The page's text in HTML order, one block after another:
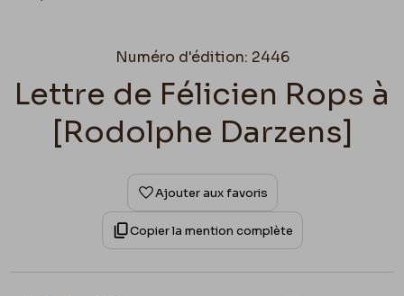
Numéro d'édition: 2446
Lettre de Félicien Rops à
[Rodolphe Darzens]
Ajouter aux favoris
Copier la mention complète